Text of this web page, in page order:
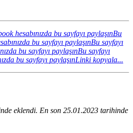
hesabınızda bu sayfayı paylaşınBu
bu sayfayı paylaşınBu sayfayı
bu sayfayı paylaşınBu sayfayı
bu sayfayı paylaşınLinki kopyala...
eklendi. En son 25.01.2023 tarihinde